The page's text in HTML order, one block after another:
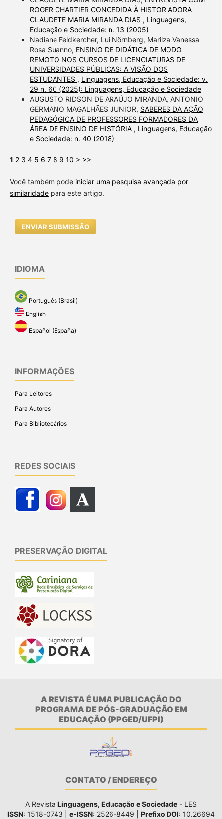
ROGER CHARTIER CONCEDIDA À HISTORIADORA
CLAUDETE MARIA MIRANDA DIAS , Linguagens,
Educação e Sociedade: n. 13 (2005)
Nadiane Feldkercher, Lui Nörnberg, Marilza Vanessa
Rosa Suanno, ENSINO DE DIDÁTICA DE MODO
REMOTO NOS CURSOS DE LICENCIATURAS DE
UNIVERSIDADES PÚBLICAS: A VISÃO DOS
ESTUDANTES , Linguagens, Educação e Sociedade: v.
29 n. 60 (2025): Linguagens, Educação e Sociedade
AUGUSTO RIDSON DE ARAÚJO MIRANDA, ANTONIO
GERMANO MAGALHÃES JUNIOR, SABERES DA AÇÃO
PEDAGÓGICA DE PROFESSORES FORMADORES DA
ÁREA DE ENSINO DE HISTÓRIA , Linguagens, Educação
e Sociedade: n. 40 (2018)
1 2 3 4 5 6 7 8 9 10 > >>
Você também pode iniciar uma pesquisa avançada por
similaridadepara este artigo.
ENVIAR SUBMISSÃO
IDIOMA
Português (Brasil)
English
Español (España)
INFORMAÇÕES
Para Leitores
Para Autores
Para Bibliotecários
REDES SOCIAIS
PRESERVAÇÃO DIGITAL
A REVISTA É UMA PUBLICAÇÃO DO
PROGRAMA DE PÓS-GRADUAÇÃO EM
EDUCAÇÃO (PPGED/UFPI)
CONTATO / ENDEREÇO
A Revista Linguagens, Educação e Sociedade - LES
ISSN: 1518-0743 | e-ISSN: 2526-8449 | Prefixo DOI: 10.26694